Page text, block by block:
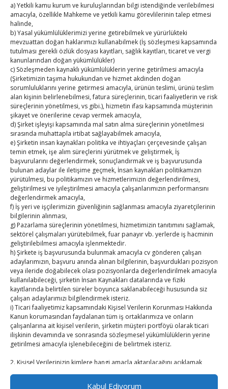
a) Yetkili kamu kurum ve kuruluşlarından bilgi istendiğinde verilebilmesi
amacıyla, özellikle Mahkeme ve yetkili kamu görevlilerinin talep etmesi
halinde,
b) Yasal yükümlülüklerimizi yerine getirebilmek ve yürürlükteki
mevzuattan doğan haklarımızı kullanabilmek (İş sözleşmesi kapsamında
tutulması gerekli özlük dosyası kayıtları, sağlık kayıtları, ticaret ve vergi
kanunlarından doğan yükümlülükler)
c) Sözleşmeden kaynaklı yükümlülüklerin yerine getirilmesi amacıyla
(Şirketimizin taşıma hukukundan ve hizmet akdinden doğan
sorumluluklarını yerine getirmesi amacıyla, ürünün teslimi, ürünü teslim
alan kişinin belirlenebilmesi, fatura süreçlerinin, ticari faaliyetlerin ve risk
süreçlerinin yönetilmesi, vs gibi.), hizmetin ifası kapsamında müşterinin
şikayet ve önerilerine cevap vermek amacıyla,
d) Şirket işleyişi kapsamında mal satın alma süreçlerinin yönetilmesi
sırasında muhattapla irtibat sağlayabilmek amacıyla,
e) Şirketin insan kaynakları politika ve ihtiyaçları çerçevesinde çalışan
temin etmek, işe alım süreçlerini yürütmek ve geliştirmek, İş
başvurularını değerlendirmek, sonuçlandırmak ve iş başvurusunda
bulunan adaylar ile iletişime geçmek, İnsan kaynakları politikamızın
yürütülmesi, bu politikamızın ve hizmetlerimizin değerlendirilmesi,
geliştirilmesi ve iyileştirilmesi amacıyla çalışanlarımızın performansını
değerlendirmek amacıyla,
f) İş yeri ve işçilerimizin güvenliğinin sağlanması amacıyla ziyaretçilerinin
bilgilerinin alınması,
g) Pazarlama süreçlerinin yönetilmesi, hizmetimizin tanıtımını sağlamak,
sektörel çalışmaları yürütebilmek, fuar panayır vb. yerlerde iş hacminin
geliştirilebilmesi amacıyla işlenmektedir.
h) Şirkete iş başvurusunda bulunmak amacıyla cv gönderen çalışan
adaylarımızın, başvuru anında alınan bilgilerinin, başvurdukları pozisyon
veya ileride doğabilecek olası pozisyonlarda değerlendirilmek amacıyla
kullanılabileceği, şirketin İnsan Kaynakları datalarında ve fiziki
kayıtlarında belirtilen süreler boyunca saklanabileceği hususunda siz
çalışan adaylarımızı bilgilendirmek isteriz.
i) Ticari faaliyetimiz kapsamındaki Kişisel Verilerin Korunması Hakkında
Kanun korumasından faydalanan tüm iş ortaklarımıza ve onların
çalışanlarına ait kişisel verilerin, şirketin müşteri portföyü olarak ticari
ilişkinin devamında ve sonrasında sözleşmesel yükümlülüklerin yerine
getirilmesi amacıyla işlenebileceğini de belirtmek isteriz.
2. Kişisel Verilerinizin kimlere hangi amaçla aktarılacağını açıklamak
Kabul Ediyorum
P
S Ç P C C
P
3
4 5 6 7 8
9
10
11 12 13 14 15
16
17
18 19 20 21 22
23
24
25 26 27 28 29
30
31
« Tem
E-BÜLTEN
Kasaba Ekonomi Dergisi
TOBB HABER
TUTSO İktisadi Durum Raporu
SEDDK Başkanı Menteş’e ziyaret
Hisarcıklıoğlu ICCD Genel Sekreteri Khalawi ile görüştü
Kahramanmaraş Ticaret ve Sanayi Odası’nın yeni
binası hizmete açıldı
Diren ailesine taziye ziyareti
Hisarcıklıoğlu, Ardahan Üniversitesi Rektörü Prof. Dr.
Emiroğlu’nu kabul etti